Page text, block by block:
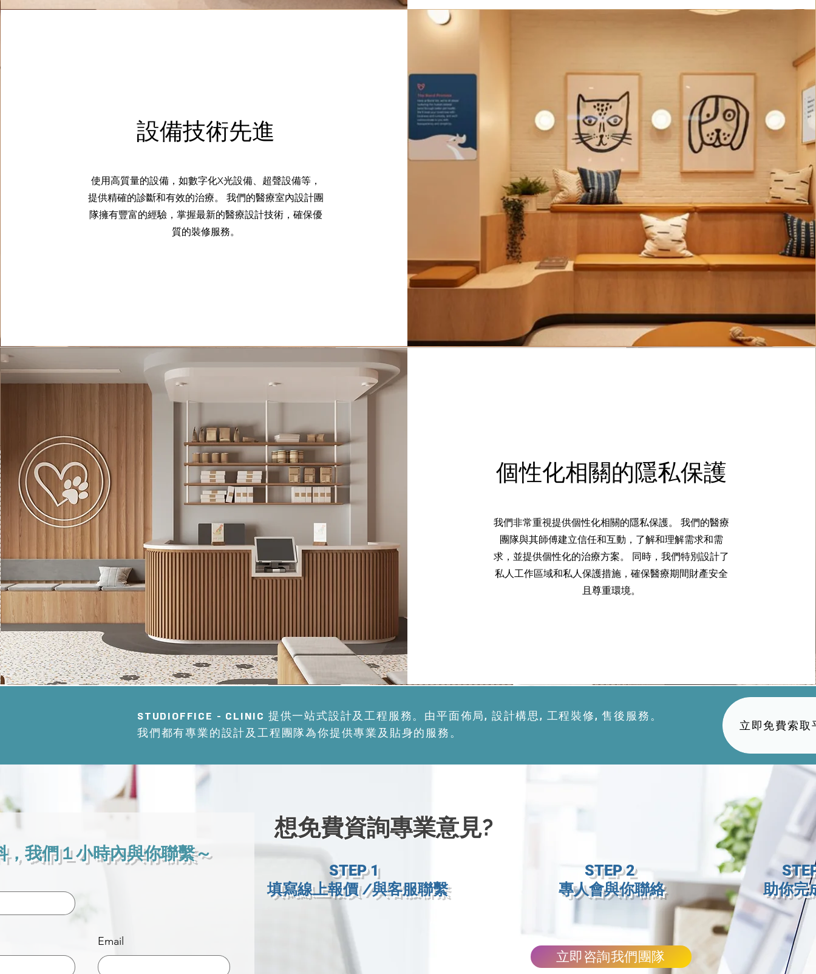
設備技術先進
使用高質量的設備，如數字化X光設備、超聲設備等，
提供精確的診斷和有效的治療。 我們的醫療室內設計團
隊擁有豐富的經驗，掌握最新的醫療設計技術，確保優
質的裝修服務。
個性化相關的隱私保護
我們非常重視提供個性化相關的隱私保護。 我們的醫療
團隊與其師傅建立信任和互動，了解和理解需求和需
求，並提供個性化的治療方案。 同時，我們特別設計了
私人工作區域和私人保護措施，確保醫療期間財產安全
且尊重環境。
STUDIOFFICE - CLINIC 提供一站式設計及工程服務。由平面佈局, 設計構思, 工程裝修, 售後服務。
我們都有專業的設計及工程團隊為你提供專業及貼身的服務。
立即免費索
，我們１小時內與你聯繫～
Email
想免費資詢專業意見?
STEP 1
填寫線上報價 /​與客服聯繫
STEP 2
專人會與你聯絡
立即咨詢我們團隊
助你完